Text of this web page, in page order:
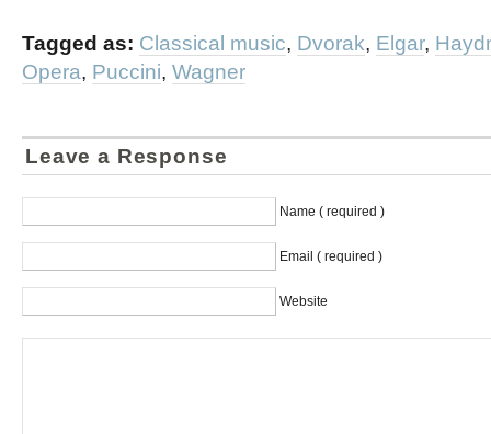
Tagged as: Classical music, Dvorak, Elgar,
Opera, Puccini, Wagner
Leave a Response
Name ( required )
Email ( required )
Website